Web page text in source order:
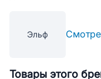
Эльф
Товары этого